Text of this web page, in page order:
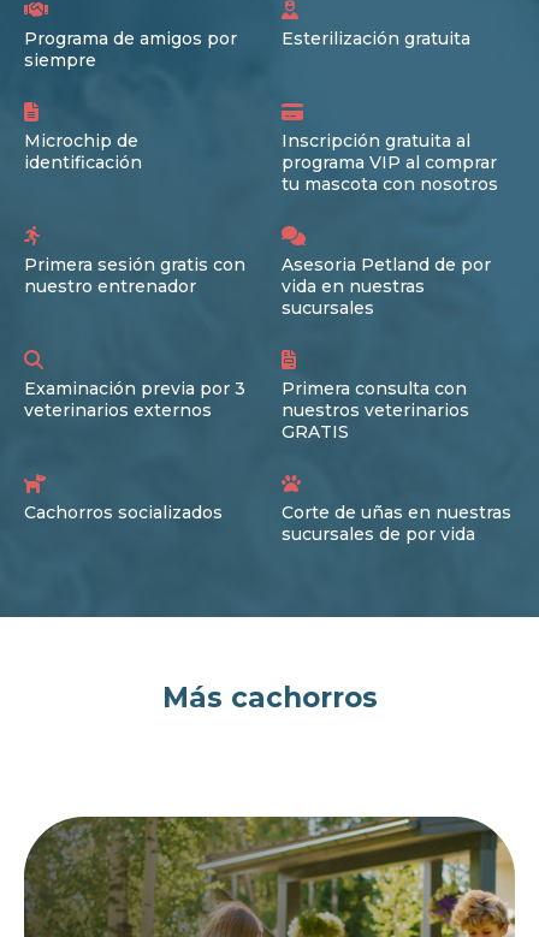
Programa de amigos por
siempre
Esterilización gratuita
Microchip de
identificación
Inscripción gratuita al
programa VIP al comprar
tu mascota con nosotros
Primera sesión gratis con
nuestro entrenador
Asesoria Petland de por
vida en nuestras
sucursales
Examinación previa por 3
veterinarios externos
Primera consulta con
nuestros veterinarios
GRATIS
Cachorros socializados
Corte de uñas en nuestras
sucursales de por vida
Más cachorros